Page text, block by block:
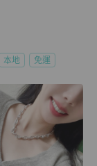
本地 免運